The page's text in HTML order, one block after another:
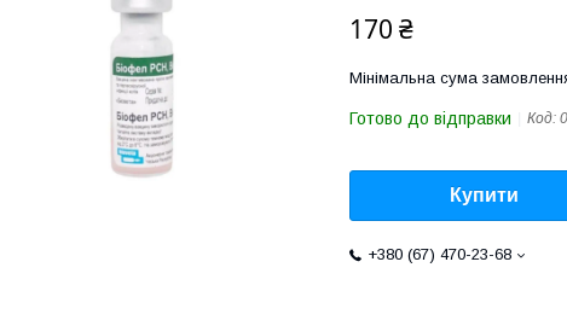
170 ₴
Мінімальна сума
Готово до відправки Код:
Купити
+380 (67) 470-23-68